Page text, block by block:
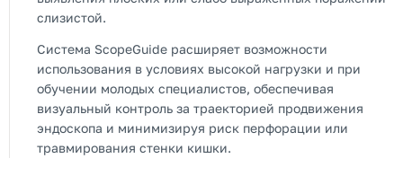
слизистой.
Система ScopeGuide расширяет возможности
использования в условиях высокой нагрузки и при
обучении молодых специалистов, обеспечивая
визуальный контроль за траекторией продвижения
эндоскопа и минимизируя риск перфорации или
травмирования стенки кишки.